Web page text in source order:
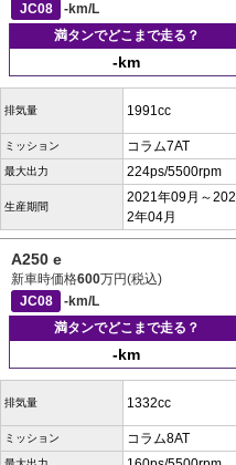
JC08
-km/L
満タンでどこまで走る？
-km
排気量 1991cc
ミッション コラム7AT
最大出力 224ps/5500rpm
生産期間
2021年09月～202
2年04月
A250 e
新車時価格600万円(税込)
JC08
-km/L
満タンでどこまで走る？
-km
排気量 1332cc
ミッション コラム8AT